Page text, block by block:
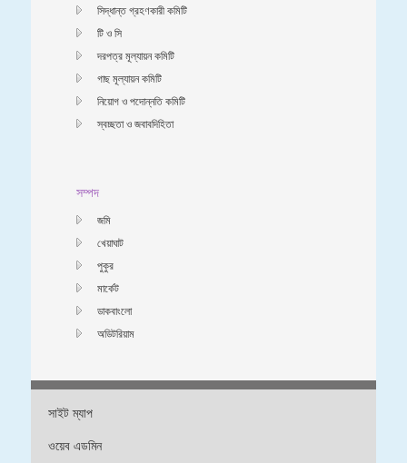
সিদ্ধান্ত গ্রহণকারী কমিটি
টি ও সি
দরপত্র মূল্যায়ন কমিটি
গাছ মূল্যায়ন কমিটি
নিয়োগ ও পদোন্নতি কমিটি
স্বচ্ছতা ও জবাবদিহিতা
সম্পদ
জমি
খেয়াঘাট
পুকুর
মার্কেট
ডাকবাংলো
অডিটরিয়াম
সাইট ম্যাপ
ওয়েব এডমিন